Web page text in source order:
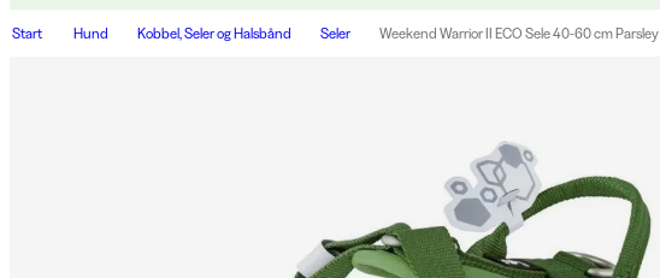
Start Hund Kobbel, Seler og Halsbånd Seler Weekend Warrior II ECO Sele 40-60 cm Parsley